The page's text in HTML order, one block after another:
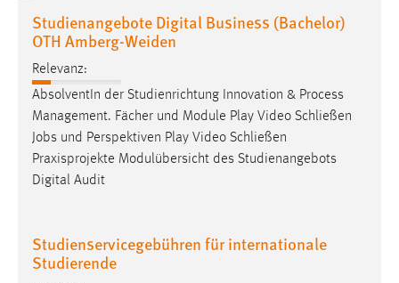
Studienangebote Digital Business (Bachelor)
OTH Amberg-Weiden
Relevanz:
AbsolventIn der Studienrichtung Innovation & Process
Management. Fächer und Module Play Video Schließen
Jobs und Perspektiven Play Video Schließen
Praxisprojekte Modulübersicht des Studienangebots
Digital Audit
Studienservicegebühren für internationale
Studierende
5e9dbeb1811c0446 = Sitzungslaufzeit, mibew_locale = 3
Jahre, MIBEW_UserID = 1 Jahr
Login
Name:
fe_user, be_user, be_lastLoginProvider
Cookie Laufzeit: